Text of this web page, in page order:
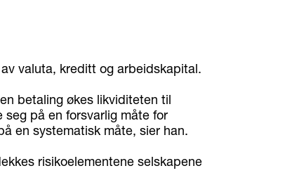
valuta, kreditt og arbeidskapital.
betaling økes likviditeten til
på en forsvarlig måte for
en systematisk måte, sier han.
risikoelementene selskapene